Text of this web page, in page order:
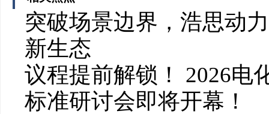
突破场景边界，浩思动
新生态
议程提前解锁！ 2026电
标准研讨会即将开幕！